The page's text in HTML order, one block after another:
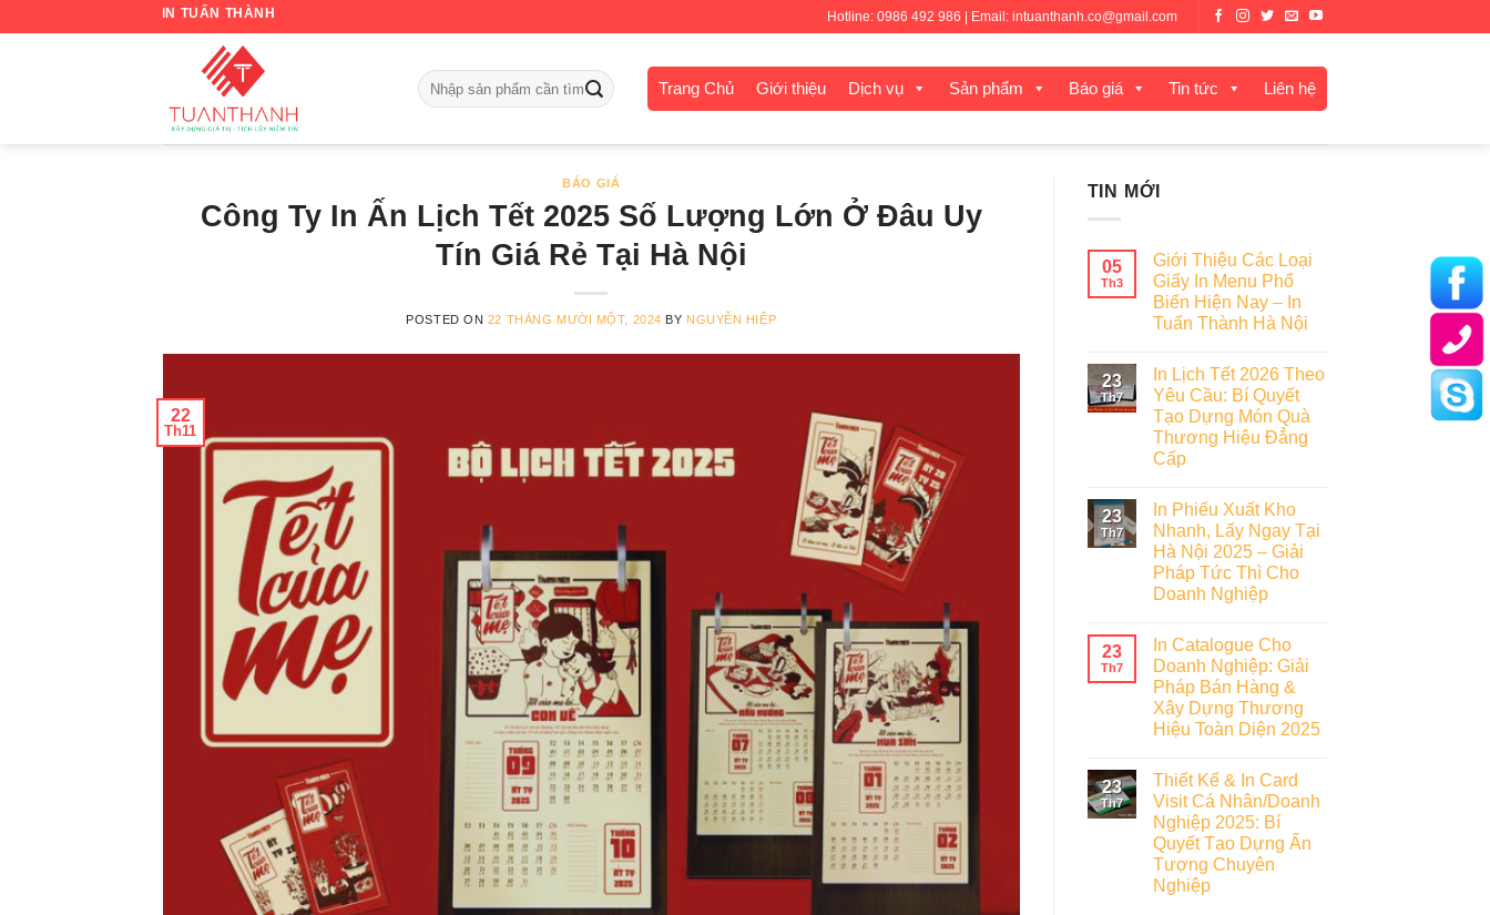
CHÀO MỪNG QUÝ KHÁCH ĐẾN VỚI IN TUẤN THÀNHHotline: 0986 492 986 | Email: intuanthanh.co@gmail.com
Trang Chủ Giới thiệu Dịch vụ Sản phẩm Báo giá Tin tức Liên hệ
BÁO GIÁ
Công Ty In Ấn Lịch Tết 2025 Số Lượng Lớn Ở Đâu Uy
Tín Giá Rẻ Tại Hà Nội
POSTED ON 22 THÁNG MƯỜI MỘT, 2024 BY NGUYỄN HIỆP
22
Th11
TIN MỚI
05
Th3
Giới Thiệu Các Loại
Giấy In Menu Phổ
Biến Hiện Nay – In
Tuấn Thành Hà Nội
23
Th7
In Lịch Tết 2026 Theo
Yêu Cầu: Bí Quyết
Tạo Dựng Món Quà
Thương Hiệu Đẳng
Cấp
23
Th7
In Phiếu Xuất Kho
Nhanh, Lấy Ngay Tại
Hà Nội 2025 – Giải
Pháp Tức Thì Cho
Doanh Nghiệp
23
Th7
In Catalogue Cho
Doanh Nghiệp: Giải
Pháp Bán Hàng &
Xây Dựng Thương
Hiệu Toàn Diện 2025
23
Th7
Thiết Kế & In Card
Visit Cá Nhân/Doanh
Nghiệp 2025: Bí
Quyết Tạo Dựng Ấn
Tượng Chuyên
Nghiệp